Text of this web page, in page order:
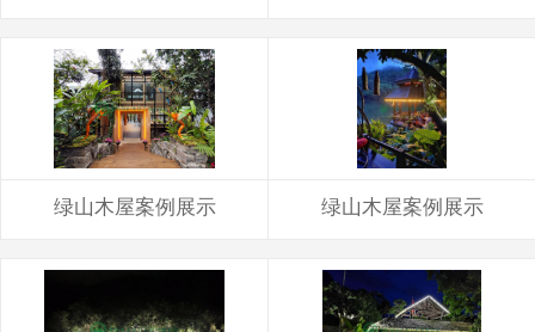
装配式轻钢别墅木屋
网红产品
其它
绿山木屋案例展示 绿山木屋案例展示